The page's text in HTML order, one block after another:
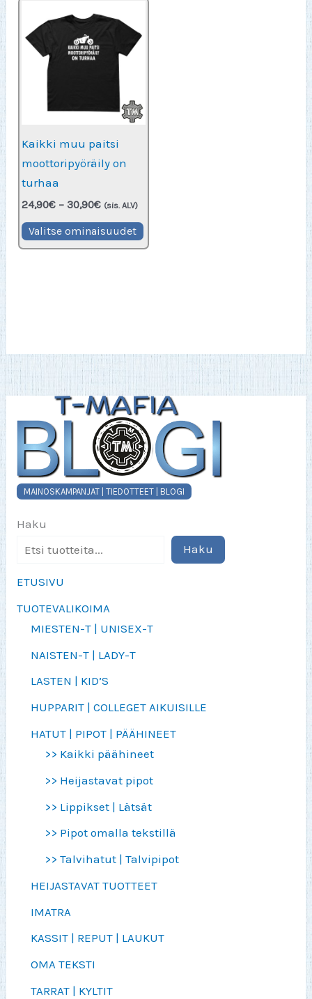
MAINOSKAMPANJAT | TIEDOTTEET | BLOGI
Haku
Haku
ETUSIVU
TUOTEVALIKOIMA
MIESTEN-T | UNISEX-T
NAISTEN-T | LADY-T
LASTEN | KID’S
HUPPARIT | COLLEGET AIKUISILLE
HATUT | PIPOT | PÄÄHINEET
>> Kaikki päähineet
>> Heijastavat pipot
>> Lippikset | Lätsät
>> Pipot omalla tekstillä
>> Talvihatut | Talvipipot
HEIJASTAVAT TUOTTEET
IMATRA
KASSIT | REPUT | LAUKUT
OMA TEKSTI
TARRAT | KYLTIT
Kaikki muu paitsi
moottoripyöräily on
turhaa
24,90€ – 30,90€Hintaluokka:
-
30,90€
(sis. ALV)
Valitse ominaisuudet Tällä
tuotteella
valinnat
tuotteen
sivulla.